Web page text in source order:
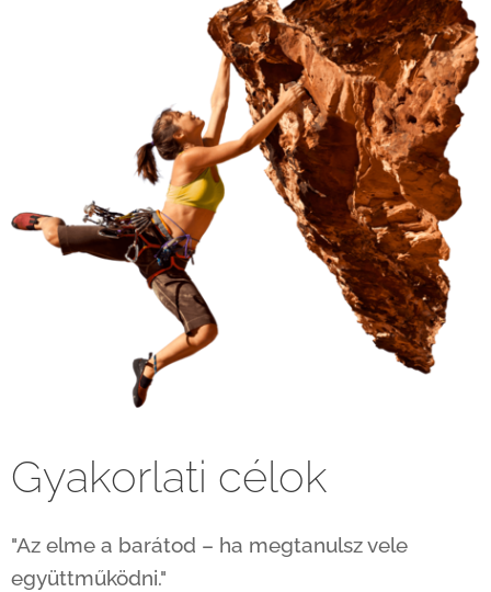
Gyakorlati célok
"Az elme a barátod – ha megtanulsz vele
együttműködni."